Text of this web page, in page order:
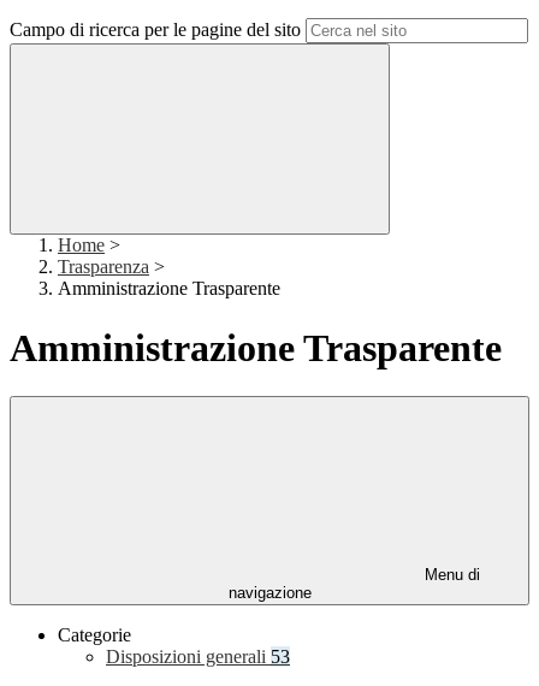
Campo di ricerca per le pagine del sito
Home >
Trasparenza >
Amministrazione Trasparente
Amministrazione Trasparente
Menu di
navigazione
Categorie
Disposizioni generali 53